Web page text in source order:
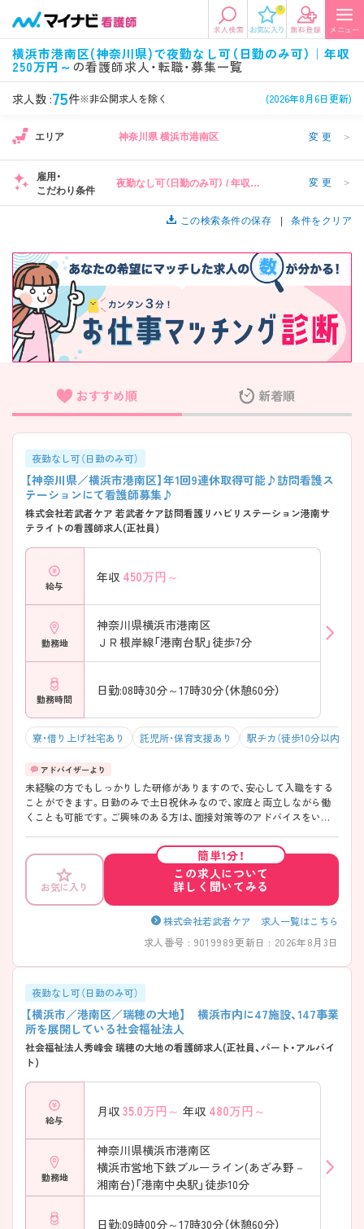
0
横浜市港南区(神奈川県)で夜勤なし可（日勤のみ可）｜年収
250万円～の看護師求人・転職・募集一覧
求人数 :75件※非公開求人を除く (2026年8月6日更新)
エリアから探す
エリアから探す 駅・路線から探す
関東 北陸・信越
東海 関西
九州・沖縄
希望の求人条件を選択
条件項目の選択に戻る
資格 勤務形態
施設形態
病院、クリニック・診療所など
担当業務
病棟、外来など
美容外科、
循環器内科など
未経験歓迎、
土日祝休みなど
年収
年収500万円以上など 正社員、契約社員など
フリーワード検索
エリア 神奈川県 横浜市港南区 変更 ＞
雇用・
こだわり条件
夜勤なし可（日勤のみ可） / 年収
変更 ＞
この検索条件の保存 条件をクリア
おすすめ順 新着順
夜勤なし可（日勤のみ可）
【神奈川県／横浜市港南区】年1回9連休取得可能♪訪問看護ス
テーションにて看護師募集♪
株式会社若武者ケア 若武者ケア訪問看護リハビリステーション港南サ
テライトの看護師求人(正社員)
給与
年収 450万円～
勤務地
神奈川県横浜市港南区
ＪＲ根岸線「港南台駅」徒歩7分
勤務時間
日勤:08時30分～17時30分（休憩60分）
寮・借り上げ社宅あり 託児所・保育支援あり 駅チカ（徒歩10分以内）
未経験の方でもしっかりした研修がありますので、安心して入職をする
ことができます。日勤のみで土日祝休みなので、家庭と両立しながら働
くことも可能です。ご興味のある方は、面接対策等のアドバイスをいた
お気に入り
簡単1分！
この求人について
詳しく聞いてみる
株式会社若武者ケア 求人一覧はこちら
求人番号 : 9019989更新日 : 2026年8月3日
夜勤なし可（日勤のみ可）
【横浜市／港南区／瑞穂の大地】 横浜市内に47施設、147事業
所を展開している社会福祉法人
社会福祉法人秀峰会 瑞穂の大地の看護師求人(正社員、パート・アルバイ
ト)
給与
月収 35.0万円～ 年収 480万円～
勤務地
神奈川県横浜市港南区
横浜市営地下鉄ブルーライン(あざみ野－
湘南台)「港南中央駅」徒歩10分
日勤:09時00分～17時30分（休憩60分）